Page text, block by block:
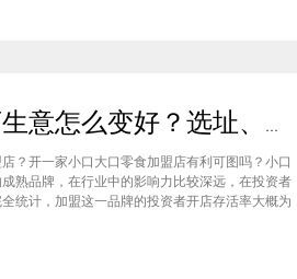
小口大口加盟店生意怎么变好？选址、宣传、质量缺一不可
？开一家小口大口零食加盟店有利可图吗？小口
熟品牌，在行业中的影响力比较深远，在投资者
统计，加盟这一品牌的投资者开店存活率大概为